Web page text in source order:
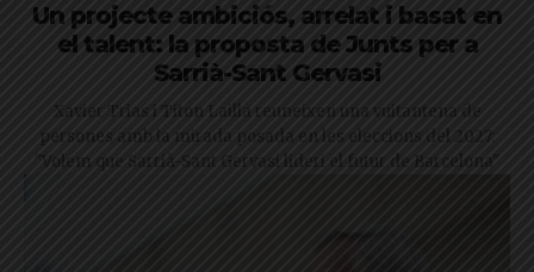
Un projecte ambiciós, arrelat i basat en
el talent: la proposta de Junts per a
Sarrià-Sant Gervasi
Xavier Trias i Titon Lailla reuneixen una vuitantena de
persones amb la mirada posada en les eleccions del 2027:
"Volem que Sarrià-Sant Gervasi lideri el futur de Barcelona"